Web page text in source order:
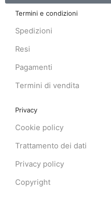
Termini e condizioni
Spedizioni
Resi
Pagamenti
Termini di vendita
Privacy
Cookie policy
Trattamento dei dati
Privacy policy
Copyright